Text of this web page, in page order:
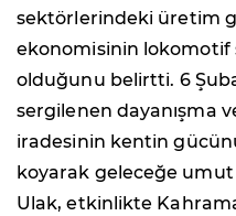
sektörlerindeki üretim
ekonomisinin lokomotif
olduğunu belirtti. 6
sergilenen dayanışma
iradesinin kentin
koyarak geleceğe
Ulak, etkinlikte